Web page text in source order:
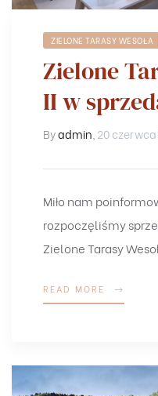
ZIELONE TARASY WESOŁA
Zielone
II w
Byadmin,20
Miło nam
rozpoczęliśmy
Zielone Tarasy
READ MORE